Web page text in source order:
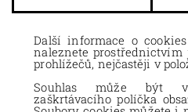
Další informace o
naleznete
prohlížečů, nejčastěji v
Souhlas může být
zaškrtávacího políčka